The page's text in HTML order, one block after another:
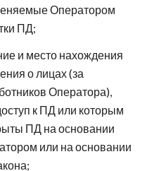
Оператором
ПД;
и место нахождения
о лицах (за
Оператора),
к ПД или которым
ПД на основании
или на основании